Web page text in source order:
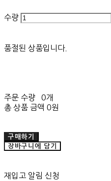
수량
품절된 상품입니다.
주문 수량
0개
총 상품 금액 0원
구매하기
장바구니에 담기
재입고 알림 신청